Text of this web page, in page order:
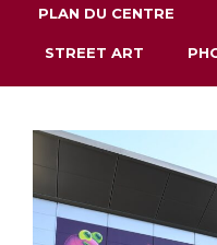
PLAN DU CENTRE
STREET ART